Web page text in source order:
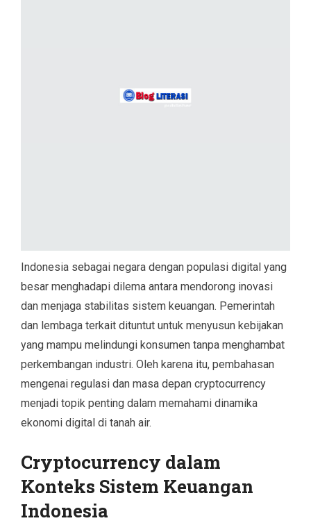
Indonesia sebagai negara dengan populasi digital yang
besar menghadapi dilema antara mendorong inovasi
dan menjaga stabilitas sistem keuangan. Pemerintah
dan lembaga terkait dituntut untuk menyusun kebijakan
yang mampu melindungi konsumen tanpa menghambat
perkembangan industri. Oleh karena itu, pembahasan
mengenai regulasi dan masa depan cryptocurrency
menjadi topik penting dalam memahami dinamika
ekonomi digital di tanah air.
Cryptocurrency dalam
Konteks Sistem Keuangan
Indonesia